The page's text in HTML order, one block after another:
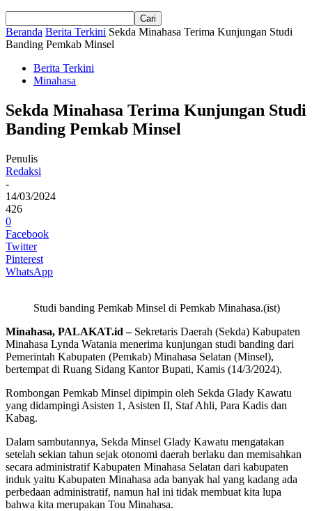
Beranda Berita Terkini Sekda Minahasa Terima Kunjungan Studi
Banding Pemkab Minsel
Berita Terkini
Minahasa
Sekda Minahasa Terima Kunjungan Studi
Banding Pemkab Minsel
Penulis
Redaksi
-
14/03/2024
426
0
Facebook
Twitter
Pinterest
WhatsApp
Studi banding Pemkab Minsel di Pemkab Minahasa.(ist)
Minahasa, PALAKAT.id –Sekretaris Daerah (Sekda) Kabupaten
Minahasa Lynda Watania menerima kunjungan studi banding dari
Pemerintah Kabupaten (Pemkab) Minahasa Selatan (Minsel),
bertempat di Ruang Sidang Kantor Bupati, Kamis (14/3/2024).
Rombongan Pemkab Minsel dipimpin oleh Sekda Glady Kawatu
yang didampingi Asisten 1, Asisten II, Staf Ahli, Para Kadis dan
Kabag.
Dalam sambutannya, Sekda Minsel Glady Kawatu mengatakan
setelah sekian tahun sejak otonomi daerah berlaku dan memisahkan
secara administratif Kabupaten Minahasa Selatan dari kabupaten
induk yaitu Kabupaten Minahasa ada banyak hal yang kadang ada
perbedaan administratif, namun hal ini tidak membuat kita lupa
bahwa kita merupakan Tou Minahasa.